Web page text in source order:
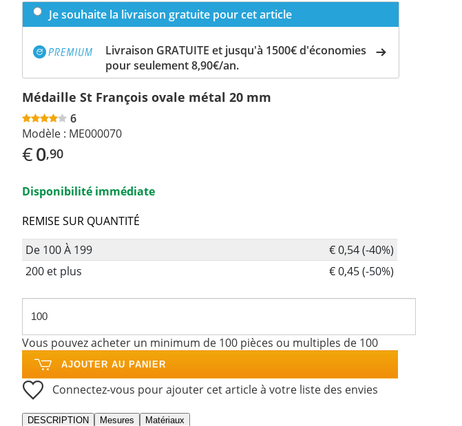
Je souhaite la livraison gratuite pour cet article
Livraison GRATUITE et jusqu'à 1500€ d'économies
pour seulement 8,90€/an.
Médaille St François ovale métal 20 mm
6
Modèle : ME000070
€0,90
Disponibilité immédiate
REMISE SUR QUANTITÉ
De 100 À 199
€ 0,54 (-40%)
200 et plus
€ 0,45 (-50%)
Vous pouvez acheter un minimum de 100 pièces ou multiples de 100
AJOUTER AU PANIER
Connectez-vous pour ajouter cet article à votre liste des envies
DESCRIPTION Mesures Matériaux